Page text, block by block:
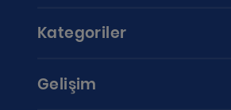
Kategoriler
Gelişim